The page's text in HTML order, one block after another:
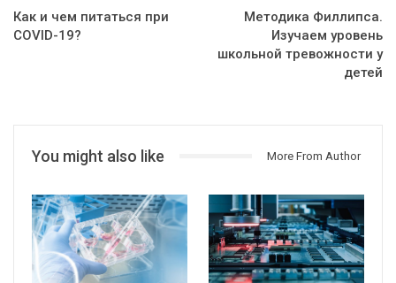
Как и чем питаться при
COVID-19?
Методика Филлипса.
Изучаем уровень
школьной тревожности у
детей
You might also like More From Author